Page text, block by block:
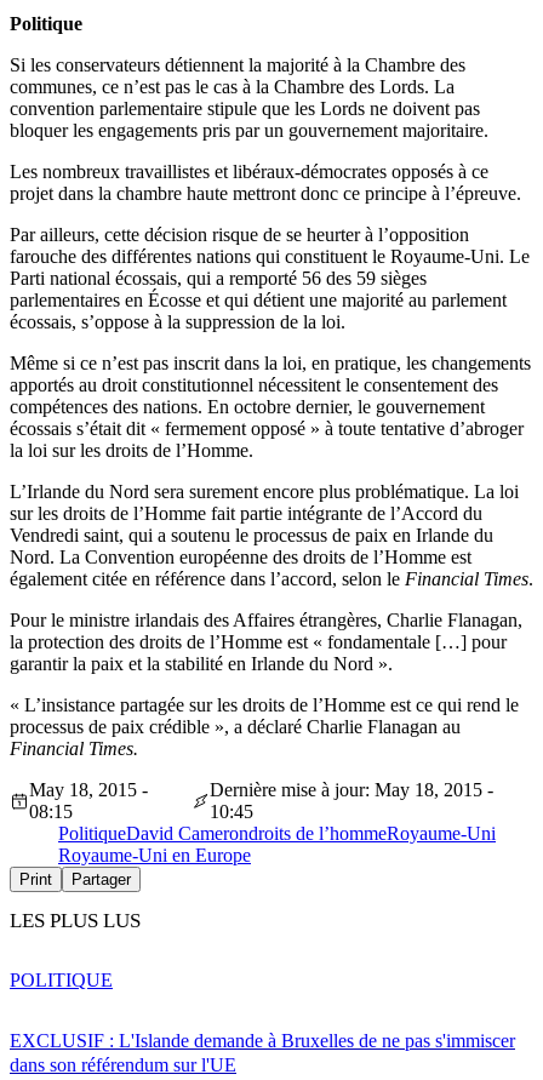
Politique
Si les conservateurs détiennent la majorité à la Chambre des
communes, ce n’est pas le cas à la Chambre des Lords. La
convention parlementaire stipule que les Lords ne doivent pas
bloquer les engagements pris par un gouvernement majoritaire.
Les nombreux travaillistes et libéraux-démocrates opposés à ce
projet dans la chambre haute mettront donc ce principe à l’épreuve.
Par ailleurs, cette décision risque de se heurter à l’opposition
farouche des différentes nations qui constituent le Royaume-Uni. Le
Parti national écossais, qui a remporté 56 des 59 sièges
parlementaires en Écosse et qui détient une majorité au parlement
écossais, s’oppose à la suppression de la loi.
Même si ce n’est pas inscrit dans la loi, en pratique, les changements
apportés au droit constitutionnel nécessitent le consentement des
compétences des nations. En octobre dernier, le gouvernement
écossais s’était dit « fermement opposé » à toute tentative d’abroger
la loi sur les droits de l’Homme.
L’Irlande du Nord sera surement encore plus problématique. La loi
sur les droits de l’Homme fait partie intégrante de l’Accord du
Vendredi saint, qui a soutenu le processus de paix en Irlande du
Nord. La Convention européenne des droits de l’Homme est
également citée en référence dans l’accord, selon le Financial Times.
Pour le ministre irlandais des Affaires étrangères, Charlie Flanagan,
la protection des droits de l’Homme est « fondamentale […] pour
garantir la paix et la stabilité en Irlande du Nord ».
« L’insistance partagée sur les droits de l’Homme est ce qui rend le
processus de paix crédible », a déclaré Charlie Flanagan au
Financial Times.
May 18, 2015 -
08:15
Dernière mise à jour: May 18, 2015 -
10:45
PolitiqueDavid Camerondroits de l’hommeRoyaume-Uni
Royaume-Uni en Europe
Print Partager
LES PLUS LUS
EXCLUSIF : L'Islande demande à Bruxelles de ne pas s'immiscer
dans son référendum sur l'UE
POLITIQUE